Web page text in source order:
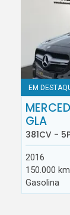
EM
GLA
381CV -
2016
150.000 km
Gasolina